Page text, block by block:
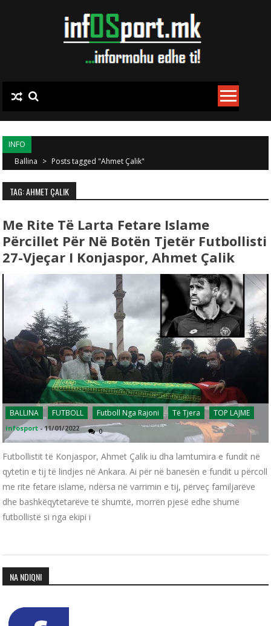
INFO
Ballina > Posts tagged "Ahmet Çalik"
TAG: AHMET ÇALIK
Me Rite Të Larta Fetare Islame
Përcillet Për Në Botën Tjetër Futbollisti
27-Vjeçar I Konjaspor, Ahmet Çalik
BALLINA FUTBOLL Futboll Nga Rajoni Të Tjera TOP LAJME
infosport -11/01/2022 0
Futbollistit të Konjaspor, Ahmet Çalik iu dha lamtumira e fundit në
qytetin e tij të lindjes në Ankara. Ai për në banesën e fundit u përcoll
me rite fetare islame, ndërsa në varrimin e tij, përveç familjarëve
dhe bashkëqytetarëve të shumtë, morrën pjesë edhe shumë
futbollistë si nga ekipi i
NA NDIQNI